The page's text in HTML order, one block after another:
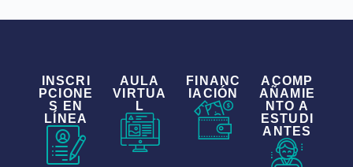
INSCRI
PCIONE
S EN
LÍNEA
AULA
VIRTUA
L
FINANC
IACIÓN
ACOMP
AÑAMIE
NTO A
ESTUDI
ANTES